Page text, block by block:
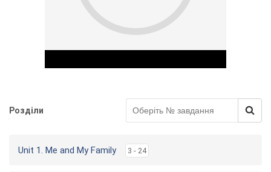
Play Video
Розділи
Unit 1. Me and My Family 3 - 24